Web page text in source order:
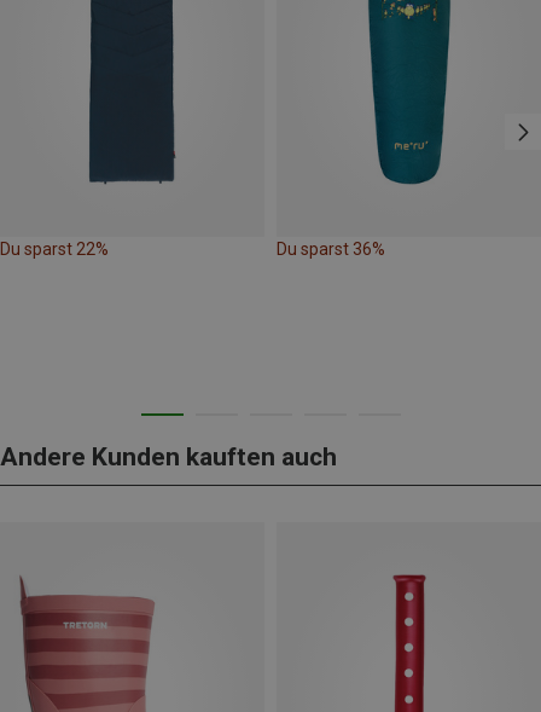
Du sparst 22% Du sparst 36%
Andere Kunden kauften auch